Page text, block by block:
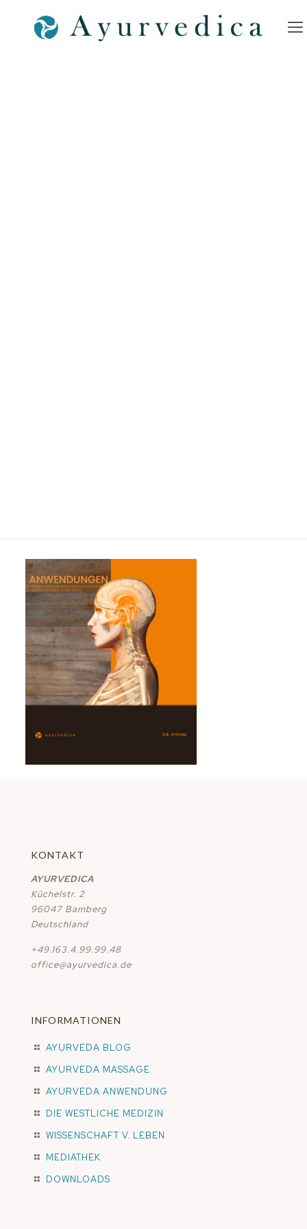
KONTAKT
AYURVEDICA
Küchelstr. 2
96047 Bamberg
Deutschland
+49.163.4.99.99.48
office@ayurvedica.de
INFORMATIONEN
AYURVEDA BLOG
AYURVEDA MASSAGE
AYURVEDA ANWENDUNG
DIE WESTLICHE MEDIZIN
WISSENSCHAFT V. LEBEN
MEDIATHEK
DOWNLOADS